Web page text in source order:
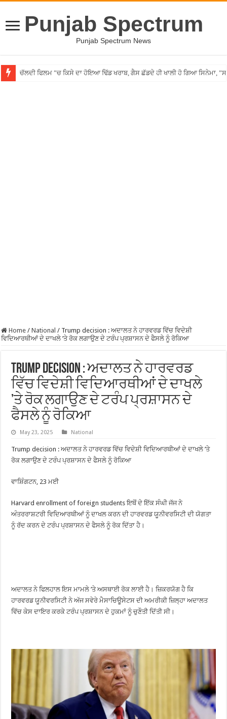
Punjab Spectrum
Punjab Spectrum News
ਚੱਲਦੀ ਫਿਲਮ ”ਚ ਕਿਸੇ ਦਾ ਹੋਇਆ ਢਿੱਡ ਖਰਾਬ, ਗੈਸ ਛੱਡਦੇ ਹੀ ਖਾਲੀ ਹੋ ਗਿਆ ਸਿਨੇਮਾ,
Home / National / Trump decision : ਅਦਾਲਤ ਨੇ ਹਾਰਵਰਡ ਵਿੱਚ ਵਿਦੇਸ਼ੀ
ਵਿਦਿਆਰਥੀਆਂ ਦੇ ਦਾਖਲੇ ’ਤੇ ਰੋਕ ਲਗਾਉਣ ਦੇ ਟਰੰਪ ਪ੍ਰਸ਼ਾਸਨ ਦੇ ਫੈਸਲੇ ਨੂੰ ਰੋਕਿਆ
Trump decision : ਅਦਾਲਤ ਨੇ ਹਾਰਵਰਡ
ਵਿੱਚ ਵਿਦੇਸ਼ੀ ਵਿਦਿਆਰਥੀਆਂ ਦੇ ਦਾਖਲੇ
’ਤੇ ਰੋਕ ਲਗਾਉਣ ਦੇ ਟਰੰਪ ਪ੍ਰਸ਼ਾਸਨ ਦੇ
ਫੈਸਲੇ ਨੂੰ ਰੋਕਿਆ
May 23, 2025 National
Trump decision : ਅਦਾਲਤ ਨੇ ਹਾਰਵਰਡ ਵਿੱਚ ਵਿਦੇਸ਼ੀ ਵਿਦਿਆਰਥੀਆਂ ਦੇ ਦਾਖਲੇ ’ਤੇ
ਰੋਕ ਲਗਾਉਣ ਦੇ ਟਰੰਪ ਪ੍ਰਸ਼ਾਸਨ ਦੇ ਫੈਸਲੇ ਨੂੰ ਰੋਕਿਆ
ਵਾਸ਼ਿੰਗਟਨ, 23 ਮਈ
Harvard enrollment of foreign students ਇਥੋਂ ਦੇ ਇੱਕ ਸੰਘੀ ਜੱਜ ਨੇ
ਅੰਤਰਰਾਸ਼ਟਰੀ ਵਿਦਿਆਰਥੀਆਂ ਨੂੰ ਦਾਖਲ ਕਰਨ ਦੀ ਹਾਰਵਰਡ ਯੂਨੀਵਰਸਿਟੀ ਦੀ ਯੋਗਤਾ
ਨੂੰ ਰੱਦ ਕਰਨ ਦੇ ਟਰੰਪ ਪ੍ਰਸ਼ਾਸਨ ਦੇ ਫੈਸਲੇ ਨੂੰ ਰੋਕ ਦਿੱਤਾ ਹੈ।
ਅਦਾਲਤ ਨੇ ਫਿਲਹਾਲ ਇਸ ਮਾਮਲੇ ’ਤੇ ਅਸਥਾਈ ਰੋਕ ਲਾਈ ਹੈ। ਜ਼ਿਕਰਯੋਗ ਹੈ ਕਿ
ਹਾਰਵਰਡ ਯੂਨੀਵਰਸਿਟੀ ਨੇ ਅੱਜ ਸਵੇਰੇ ਮੈਸਾਚਿਊਸੇਟਸ ਦੀ ਅਮਰੀਕੀ ਜ਼ਿਲ੍ਹਾ ਅਦਾਲਤ
ਵਿੱਚ ਕੇਸ ਦਾਇਰ ਕਰਕੇ ਟਰੰਪ ਪ੍ਰਸ਼ਾਸਨ ਦੇ ਹੁਕਮਾਂ ਨੂੰ ਚੁਣੌਤੀ ਦਿੱਤੀ ਸੀ।